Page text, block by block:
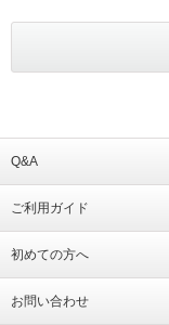
Q&A
ご利用ガイド
初めての方へ
お問い合わせ